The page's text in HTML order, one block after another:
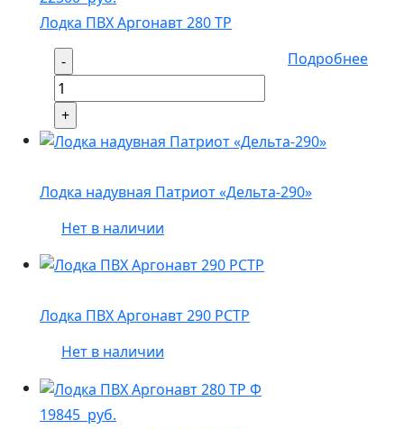
Лодка ПВХ Аргонавт 280 ТР
Подробнее
Лодка надувная Патриот «Дельта-290»
Нет в наличии
Лодка ПВХ Аргонавт 290 РСТР
Нет в наличии
19845 руб.